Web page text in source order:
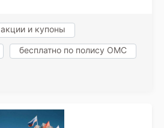
акции и купоны
бесплатно по полису ОМС